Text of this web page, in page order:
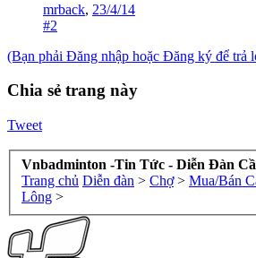
mrback, 23/4/14
#2
(Bạn phải Đăng nhập hoặc Đăng ký để trả
Chia sẻ trang này
Tweet
Vnbadminton -Tin Tức - Diễn Đàn
Trang chủ Diễn đàn > Chợ > Mua/Bán
Lông >